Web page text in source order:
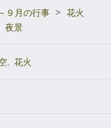
９月の行事 > 花火
夜景
, 花火